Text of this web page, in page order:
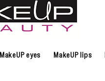
MakeUP eyes MakeUP lips